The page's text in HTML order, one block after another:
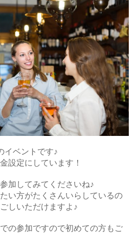
イベントです♪
設定にしています！
加してみてくださいね♪
い方がたくさんいらしているの
しいただけますよ♪
の参加ですので初めての方もご